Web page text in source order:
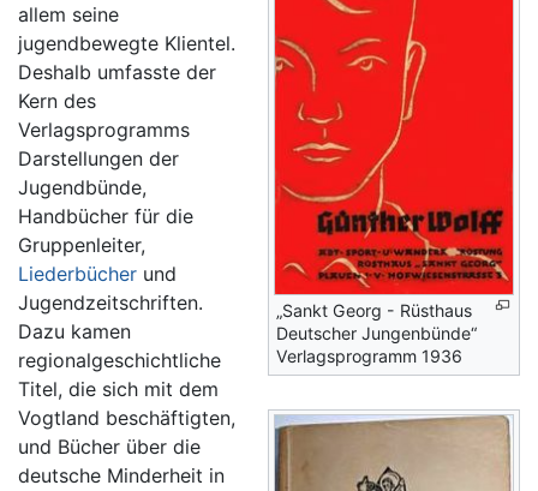
„Sankt Georg - Rüsthaus
Deutscher Jungenbünde“
Verlagsprogramm 1936
allem seine
jugendbewegte Klientel.
Deshalb umfasste der
Kern des
Verlagsprogramms
Darstellungen der
Jugendbünde,
Handbücher für die
Gruppenleiter,
Liederbücher und
Jugendzeitschriften.
Dazu kamen
regionalgeschichtliche
Titel, die sich mit dem
Vogtland beschäftigten,
und Bücher über die
deutsche Minderheit in